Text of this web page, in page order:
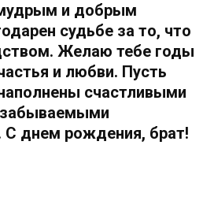
и добрым
судьбе за то, что
Желаю тебе годы
и любви. Пусть
счастливыми
С днем рождения, брат!